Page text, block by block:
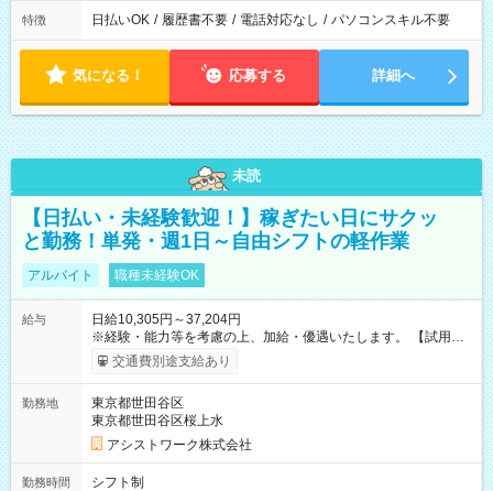
特徴 日払いOK / 履歴書不要 / 電話対応なし / パソコンスキル不要
気になる！ 応募する 詳細へ
未読
【日払い・未経験歓迎！】稼ぎたい日にサクッ
と勤務！単発・週1日～自由シフトの軽作業
アルバイト 職種未経験OK
給与
日給10,305円～37,204円
※経験・能力等を考慮の上、加給・優遇いたします。 【試用期
間】試用期間なし
交通費別途支給あり
勤務地
東京都世田谷区
東京都世田谷区桜上水
アシストワーク株式会社
勤務時間
シフト制